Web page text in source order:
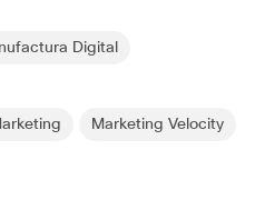
Digital
Marketing Velocity